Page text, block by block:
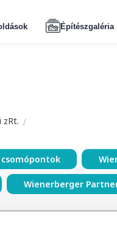
Építészgaléria
zRt.
Wienerberger